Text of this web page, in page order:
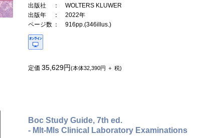
出版社
： WOLTERS KLUWER
出版年
： 2022年
ページ数 ： 916pp.(346illus.)
定価 35,629円(本体32,390円 ＋ 税)
Boc Study Guide, 7th ed.
- Mlt-Mls Clinical Laboratory Examinations